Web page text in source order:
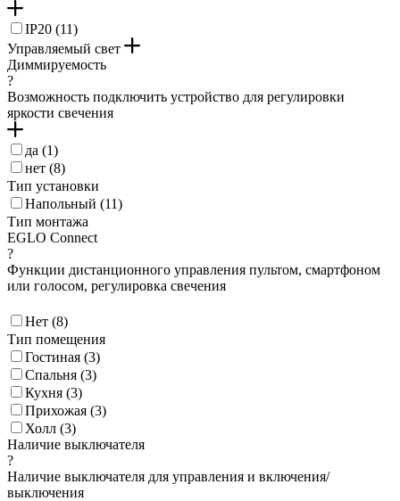
IP20 (11)
Управляемый свет
Диммируемость
?
Возможность подключить устройство для регулировки
яркости свечения
да (1)
нет (8)
Тип установки
Напольный (11)
Тип монтажа
EGLO Connect
?
Функции дистанционного управления пультом, смартфоном
или голосом, регулировка свечения
Нет (8)
Тип помещения
Гостиная (3)
Спальня (3)
Кухня (3)
Прихожая (3)
Холл (3)
Наличие выключателя
?
Наличие выключателя для управления и включения/
выключения